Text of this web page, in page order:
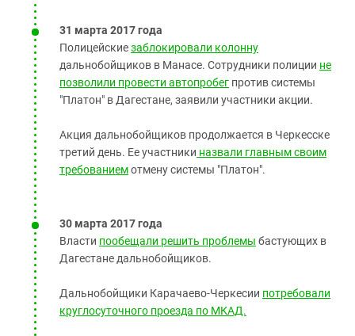
31 марта 2017 года
Полицейскиезаблокировали колонну
дальнобойщиков в Манасе. Сотрудники полиции не
позволили провести автопробег против системы
"Платон" в Дагестане, заявили участники акции.
Акция дальнобойщиков продолжается в Черкесске
третий день. Ее участники назвали главным своим
требованиемотмену системы "Платон".
30 марта 2017 года
Власти пообещали решить проблемы бастующих в
Дагестане дальнобойщиков.
Дальнобойщики Карачаево-Черкесии потребовали
круглосуточного проезда по МКАД.